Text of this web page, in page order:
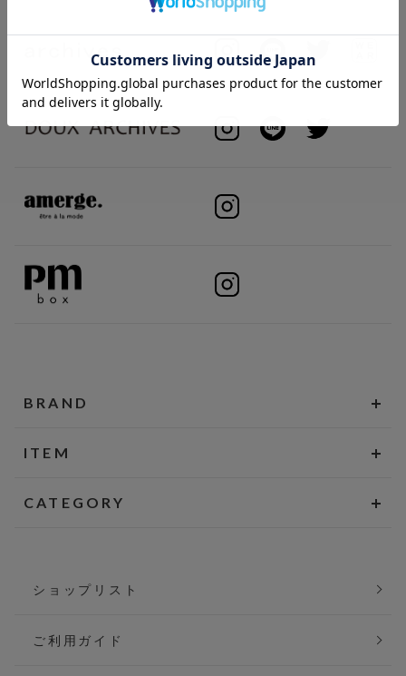
BRAND
ITEM
CATEGORY
ショップリスト
ご利用ガイド